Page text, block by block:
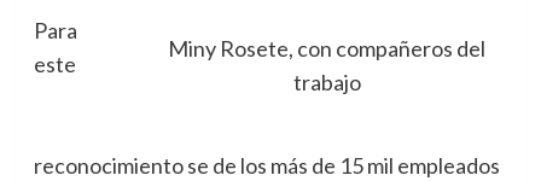
Miny Rosete, con compañeros del
trabajo
Para
este
reconocimiento se de los más de 15 mil empleados